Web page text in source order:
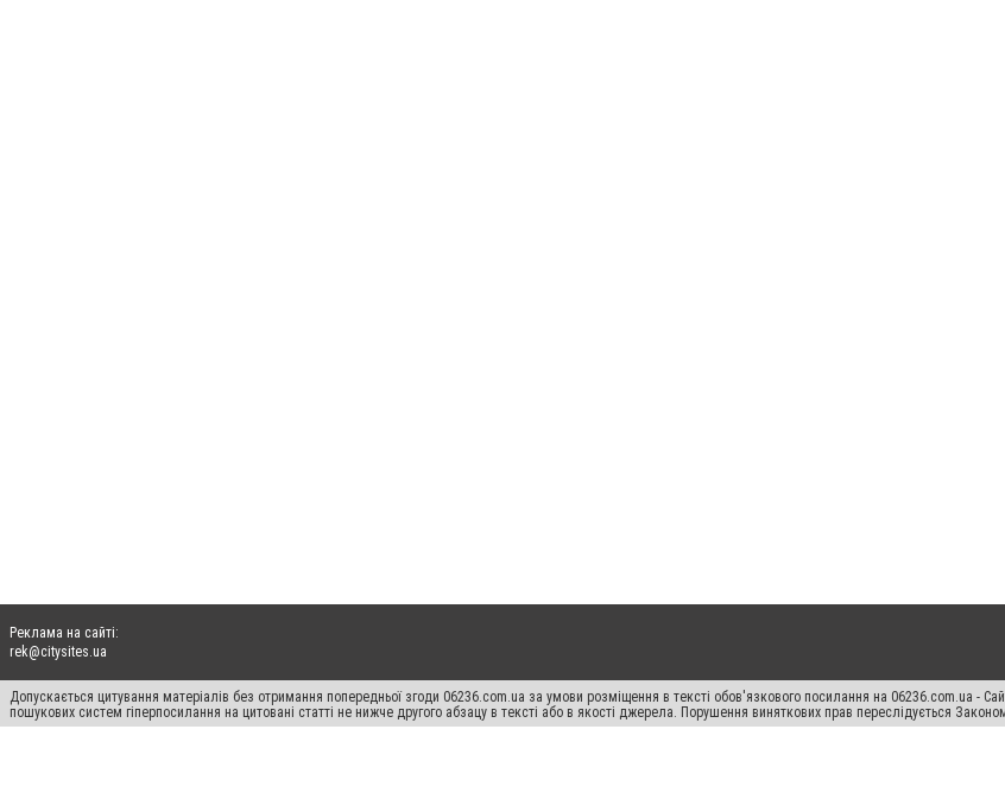
Реклама на сайті:
rek@citysites.ua
Допускається цитування матеріалів без отримання попередньої згоди 06236.com.ua за умови розміщення в тексті обов'язкового посилання на 06236.com.ua -
пошукових систем гіперпосилання на цитовані статті не нижче другого абзацу в тексті або в якості джерела. Порушення виняткових прав переслідується